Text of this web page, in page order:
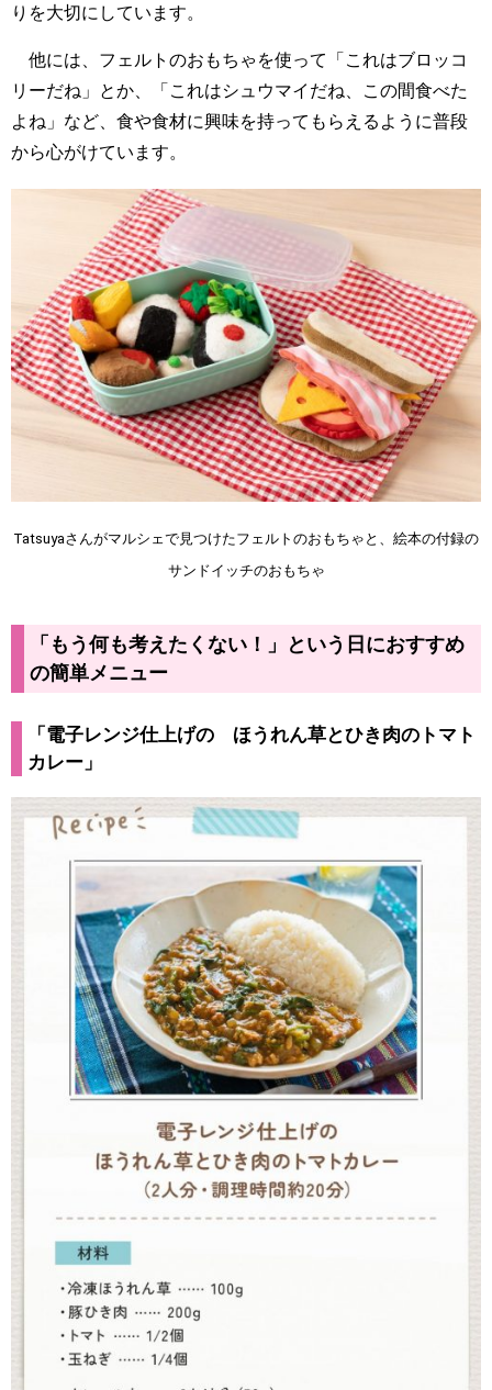
りを大切にしています。
他には、フェルトのおもちゃを使って「これはブロッコ
リーだね」とか、「これはシュウマイだね、この間食べた
よね」など、食や食材に興味を持ってもらえるように普段
から心がけています。
Tatsuyaさんがマルシェで見つけたフェルトのおもちゃと、絵本の付録の
サンドイッチのおもちゃ
「もう何も考えたくない！」という日におすすめ
の簡単メニュー
「電子レンジ仕上げの ほうれん草とひき肉のトマト
カレー」